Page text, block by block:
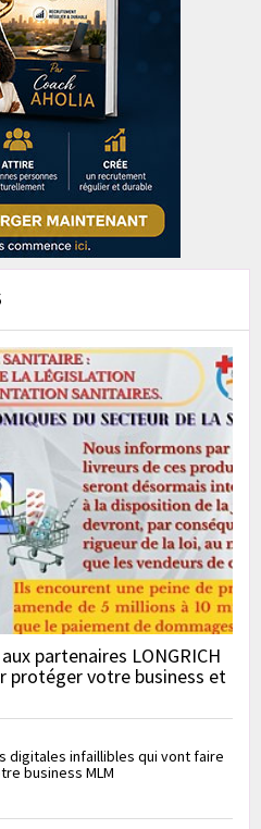
partenaires LONGRICH
protéger votre business et
digitales infaillibles qui vont faire
business MLM